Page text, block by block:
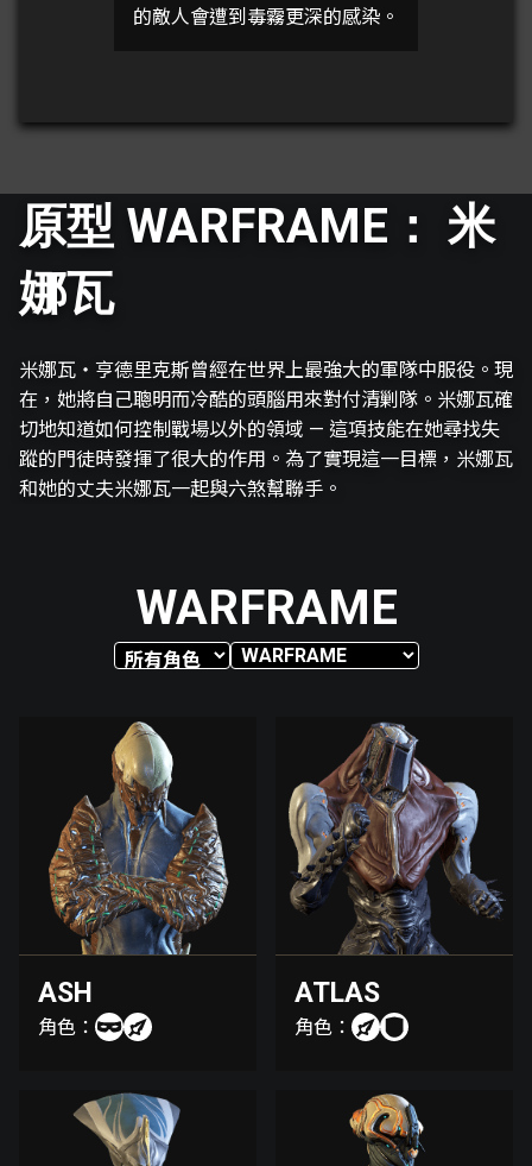
的敵人會遭到毒霧更深的感染。
原型 WARFRAME： 米
娜瓦
米娜瓦・亨德里克斯曾經在世界上最強大的軍隊中服役。現
在，她將自己聰明而冷酷的頭腦用來對付清剿隊。米娜瓦確
切地知道如何控制戰場以外的領域 — 這項技能在她尋找失
蹤的門徒時發揮了很大的作用。為了實現這一目標，米娜瓦
和她的丈夫米娜瓦一起與六煞幫聯手。
WARFRAME
ASH
角色：
ATLAS
角色：